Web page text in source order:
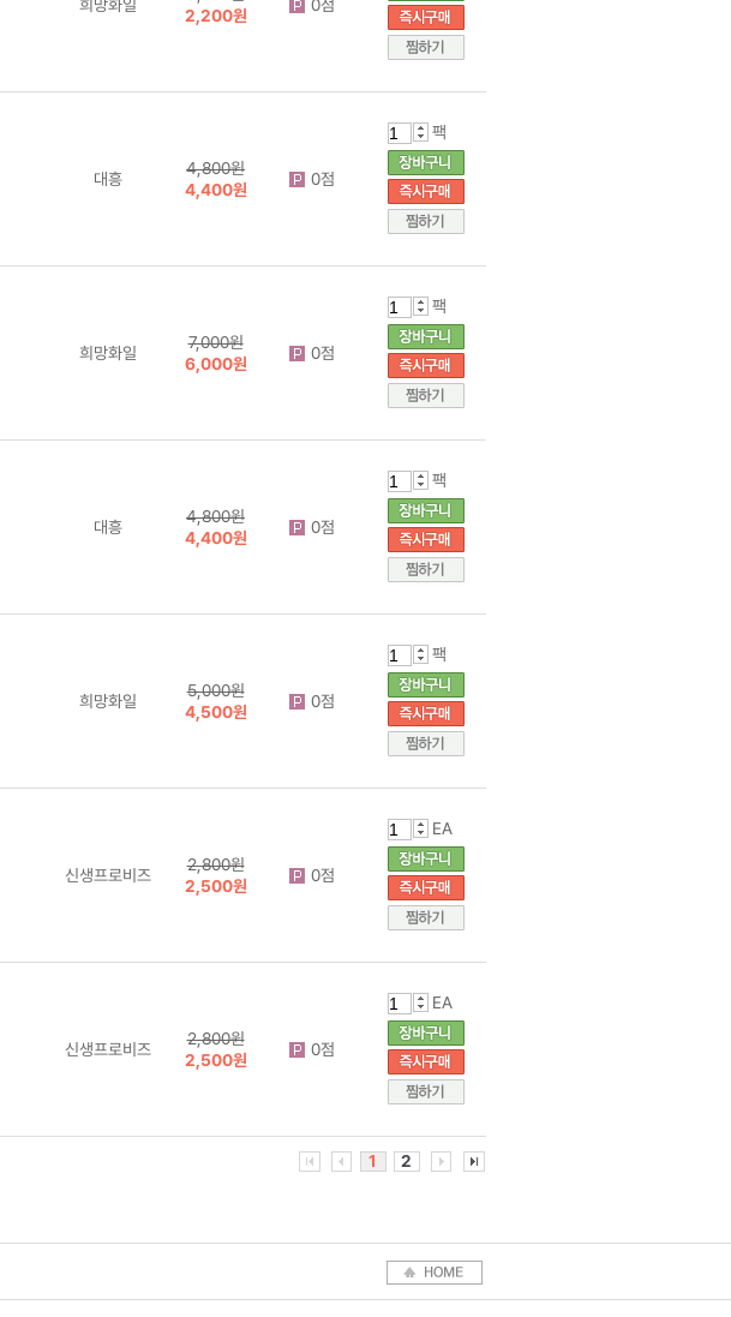
희망화일
2,200원
0점
대흥
4,800원
4,400원
0점
팩
희망화일
7,000원
6,000원
0점
팩
대흥
4,800원
4,400원
0점
팩
희망화일
5,000원
4,500원
0점
팩
신생프로비즈
2,800원
2,500원
0점
EA
신생프로비즈
2,800원
2,500원
0점
EA
1 2